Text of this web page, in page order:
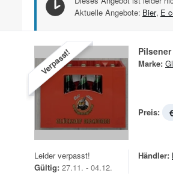
Aktuelle Angebote: Bier, E
Verpasst! Pilsener
Marke:
Preis:
Leider verpasst!
Gültig: 27.11. - 04.12.
Händler: